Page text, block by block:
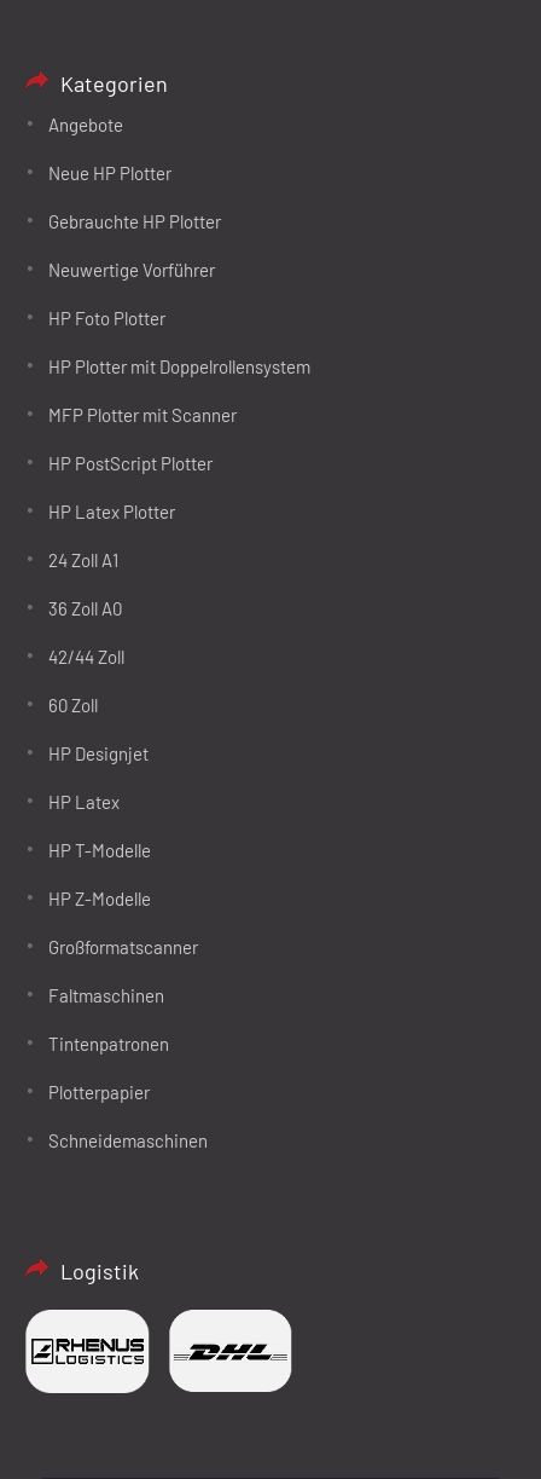
Kategorien
Angebote
Neue HP Plotter
Gebrauchte HP Plotter
Neuwertige Vorführer
HP Foto Plotter
HP Plotter mit Doppelrollensystem
MFP Plotter mit Scanner
HP PostScript Plotter
HP Latex Plotter
24 Zoll A1
36 Zoll A0
42/44 Zoll
60 Zoll
HP Designjet
HP Latex
HP T-Modelle
HP Z-Modelle
Großformatscanner
Faltmaschinen
Tintenpatronen
Plotterpapier
Schneidemaschinen
Logistik